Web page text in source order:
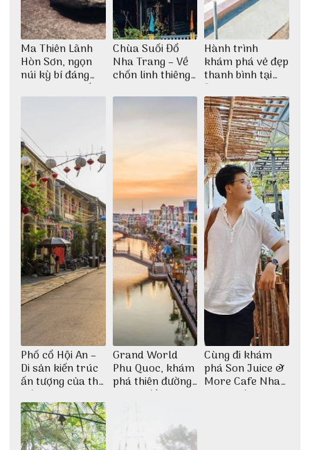
Ma Thiên Lãnh
Hòn Sơn, ngọn
núi kỳ bí đáng
khám phá nhất
Chùa Suối Đổ
Nha Trang – Về
chốn linh thiêng
thiền định
Hành trình
khám phá vẻ đẹp
thanh bình tại
Đảo Phú Quý
Phố cổ Hội An –
Di sản kiến trúc
ấn tượng của thế
giới
Grand World
Phu Quoc, khám
phá thiên đường
giải trí đầy sôi
Cùng đi khám
phá Son Juice &
More Cafe Nha
Trang với anh